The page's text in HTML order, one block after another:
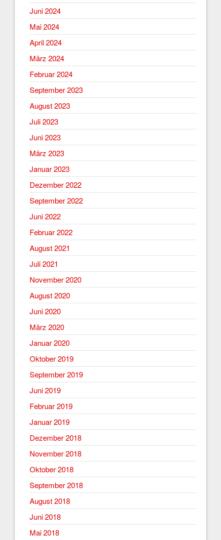
Juni 2024
Mai 2024
April 2024
März 2024
Februar 2024
September 2023
August 2023
Juli 2023
Juni 2023
März 2023
Januar 2023
Dezember 2022
September 2022
Juni 2022
Februar 2022
August 2021
Juli 2021
November 2020
August 2020
Juni 2020
März 2020
Januar 2020
Oktober 2019
September 2019
Juni 2019
Februar 2019
Januar 2019
Dezember 2018
November 2018
Oktober 2018
September 2018
August 2018
Juni 2018
Mai 2018